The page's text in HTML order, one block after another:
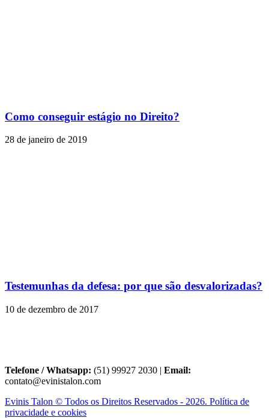
Como conseguir estágio no Direito?
28 de janeiro de 2019
Testemunhas da defesa: por que são desvalorizadas?
10 de dezembro de 2017
Telefone / Whatsapp: (51) 99927 2030 | Email:
contato@evinistalon.com
Evinis Talon © Todos os Direitos Reservados - 2026. Política de
privacidade e cookies